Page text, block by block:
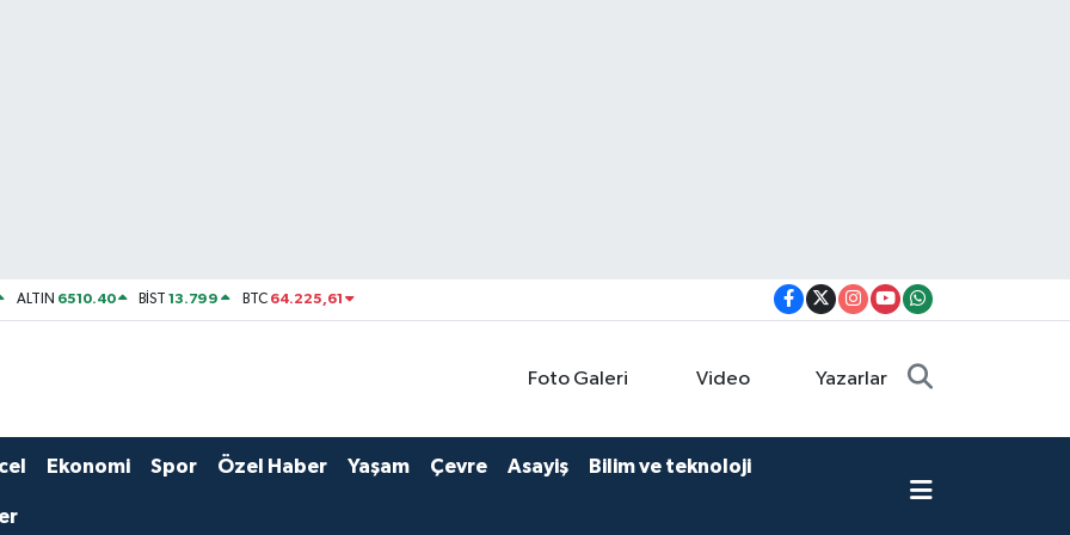
ALTIN 6510.40 BİST13.799 BTC 64.225,61
Foto Galeri Video Yazarlar
Ekonomi Spor Özel Haber Yaşam Çevre Asayiş Bilim ve teknoloji